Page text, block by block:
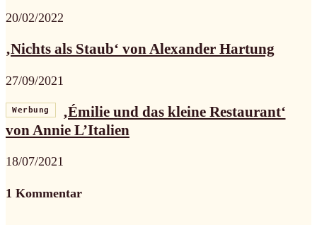
20/02/2022
‚Nichts als Staub‘ von Alexander Hartung
27/09/2021
Werbung
‚Émilie und das kleine Restaurant‘
von Annie L’Italien
18/07/2021
1 Kommentar